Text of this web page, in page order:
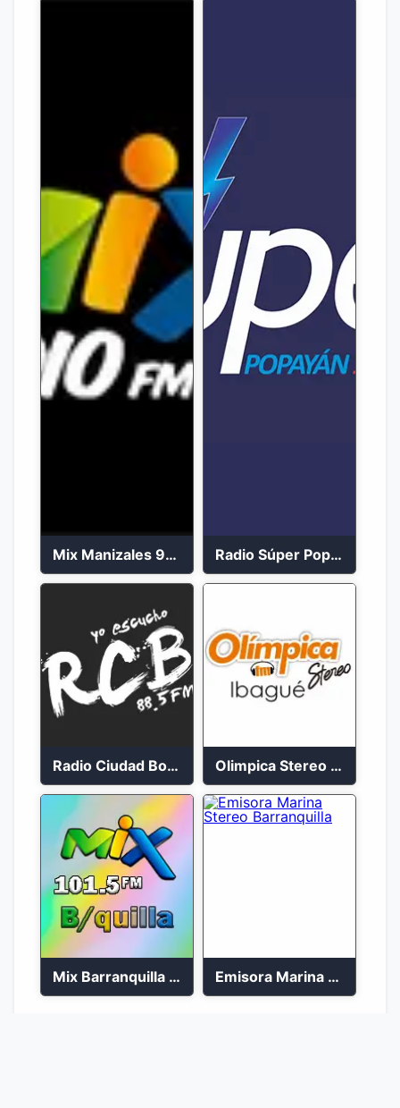
Mix Manizales 95.1 FM en Vivo Radio Súper Popayán en vivo 2023
Radio Ciudad Bolívar 88.5 FM Olimpica Stereo Ibagué 94.3 FM
Mix Barranquilla en vivo 103.9 FM Emisora Marina Stereo Barranquilla